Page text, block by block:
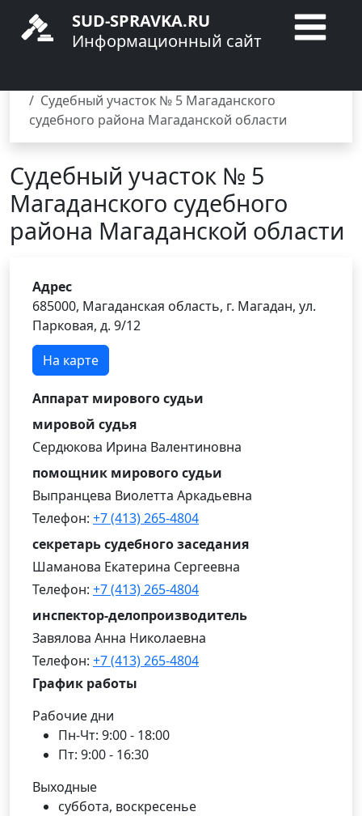
SUD-SPRAVKA.RU
Информационный сайт
Судебный участок № 5 Магаданского
судебного района Магаданской области
Судебный участок № 5
Магаданского судебного
района Магаданской области
Адрес
685000, Магаданская область, г. Магадан, ул.
Парковая, д. 9/12
На карте
Аппарат мирового судьи
мировой судья
Сердюкова Ирина Валентиновна
помощник мирового судьи
Выпранцева Виолетта Аркадьевна
Телефон: +7 (413) 265-4804
секретарь судебного заседания
Шаманова Екатерина Сергеевна
Телефон: +7 (413) 265-4804
инспектор-делопроизводитель
Завялова Анна Николаевна
Телефон: +7 (413) 265-4804
График работы
Рабочие дни
Пн-Чт: 9:00 - 18:00
Пт: 9:00 - 16:30
Выходные
суббота, воскресенье